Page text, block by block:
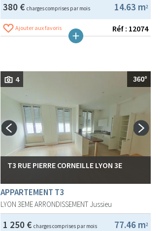
14.63 m2
380 € charges comprises par mois
Ajouter aux favoris Réf : 12074
4
T3 RUE PIERRE CORNEILLE LYON 3E
APPARTEMENT T3
LYON 3EME ARRONDISSEMENT Jussieu
77.46 m2
1 250 € charges comprises par mois